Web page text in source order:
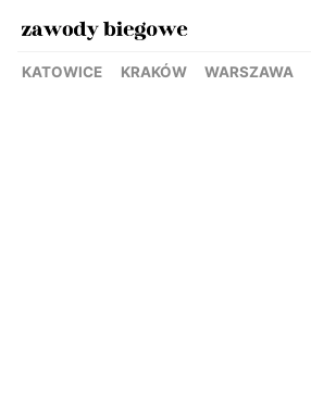
KATOWICE KRAKÓW WARSZAWA